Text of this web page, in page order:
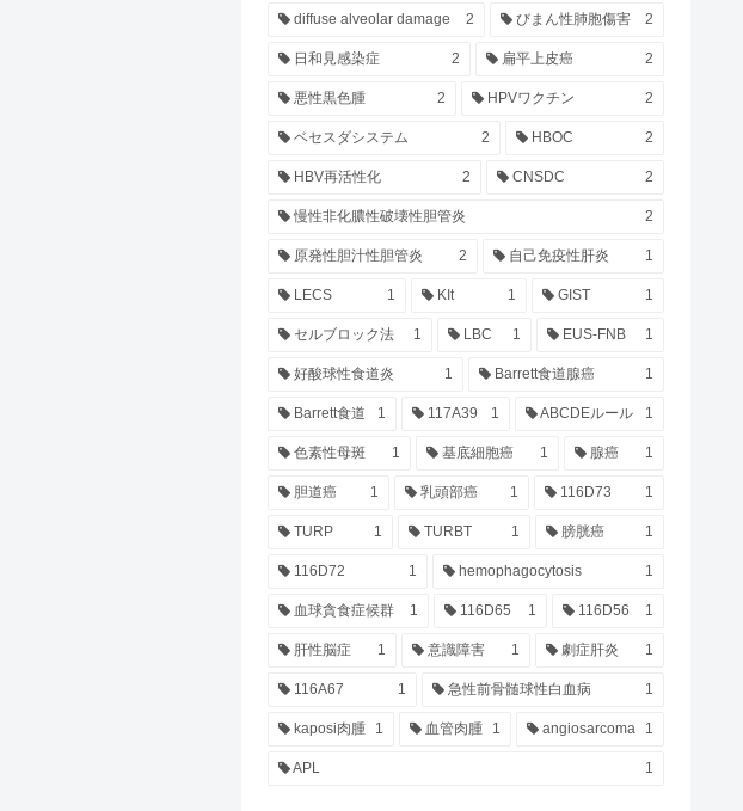
diffuse alveolar damage 2 びまん性肺胞傷害 2
日和見感染症 2 扁平上皮癌 2
悪性黒色腫 2 HPVワクチン 2
ベセスダシステム 2 HBOC 2
HBV再活性化 2 CNSDC 2
慢性非化膿性破壊性胆管炎 2
原発性胆汁性胆管炎 2 自己免疫性肝炎 1
LECS 1 KIt 1 GIST 1
セルブロック法 1 LBC 1 EUS-FNB 1
好酸球性食道炎 1 Barrett食道腺癌 1
Barrett食道 1 117A39 1 ABCDEルール 1
色素性母斑 1 基底細胞癌 1 腺癌 1
胆道癌 1 乳頭部癌 1 116D73 1
TURP 1 TURBT 1 膀胱癌 1
116D72 1 hemophagocytosis 1
血球貪食症候群 1 116D65 1 116D56 1
肝性脳症 1 意識障害 1 劇症肝炎 1
116A67 1 急性前骨髄球性白血病 1
kaposi肉腫 1 血管肉腫 1 angiosarcoma 1
APL 1